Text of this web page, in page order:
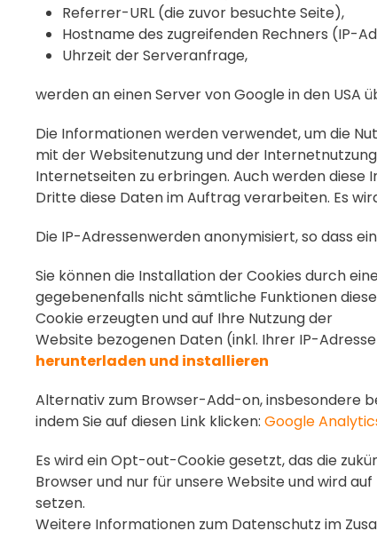
Referrer-URL (die zuvor besuchte Seite),
Hostname des zugreifenden Rechners (IP-
Uhrzeit der Serveranfrage,
werden an einen Server von Google in den
Die Informationen werden verwendet, um die
mit der Websitenutzung und der
Internetseiten zu erbringen. Auch werden
Dritte diese Daten im Auftrag verarbeiten. Es
Die IP-Adressenwerden anonymisiert, so dass
Sie können die Installation der Cookies durch
gegebenenfalls nicht sämtliche Funktionen
Cookie erzeugten und auf Ihre Nutzung der
Website bezogenen Daten (inkl. Ihrer IP-
herunterladen und installieren
Alternativ zum Browser-Add-on, insbesondere
indem Sie auf diesen Link klicken: Google
Es wird ein Opt-out-Cookie gesetzt, das die
Browser und nur für unsere Website und wird
setzen.
Weitere Informationen zum Datenschutz im